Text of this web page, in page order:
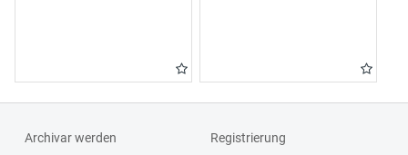
Archivar werden
Registrierung